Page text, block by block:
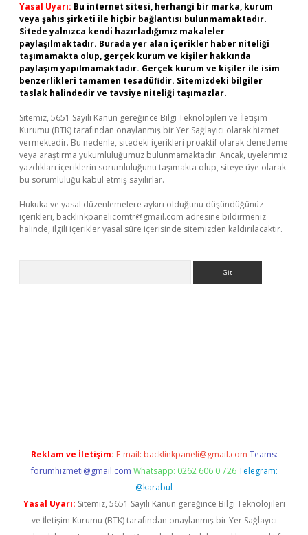
Yasal Uyarı: Bu internet sitesi, herhangi bir marka, kurum
veya şahıs şirketi ile hiçbir bağlantısı bulunmamaktadır.
Sitede yalnızca kendi hazırladığımız makaleler
paylaşılmaktadır. Burada yer alan içerikler haber niteliği
taşımamakta olup, gerçek kurum ve kişiler hakkında
paylaşım yapılmamaktadır. Gerçek kurum ve kişiler ile isim
benzerlikleri tamamen tesadüfidir. Sitemizdeki bilgiler
taslak halindedir ve tavsiye niteliği taşımazlar.
Sitemiz, 5651 Sayılı Kanun gereğince Bilgi Teknolojileri ve İletişim
Kurumu (BTK) tarafından onaylanmış bir Yer Sağlayıcı olarak hizmet
vermektedir. Bu nedenle, sitedeki içerikleri proaktif olarak denetleme
veya araştırma yükümlülüğümüz bulunmamaktadır. Ancak, üyelerimiz
yazdıkları içeriklerin sorumluluğunu taşımakta olup, siteye üye olarak
bu sorumluluğu kabul etmiş sayılırlar.
Hukuka ve yasal düzenlemelere aykırı olduğunu düşündüğünüz
içerikleri, backlinkpanelicomtr@gmail.com adresine bildirmeniz
halinde, ilgili içerikler yasal süre içerisinde sitemizden kaldırılacaktır.
Reklam ve İletişim: E-mail: backlinkpaneli@gmail.com Teams:
forumhizmeti@gmail.com Whatsapp: 0262 606 0 726 Telegram:
@karabul
Yasal Uyarı: Sitemiz, 5651 Sayılı Kanun gereğince Bilgi Teknolojileri
ve İletişim Kurumu (BTK) tarafından onaylanmış bir Yer Sağlayıcı